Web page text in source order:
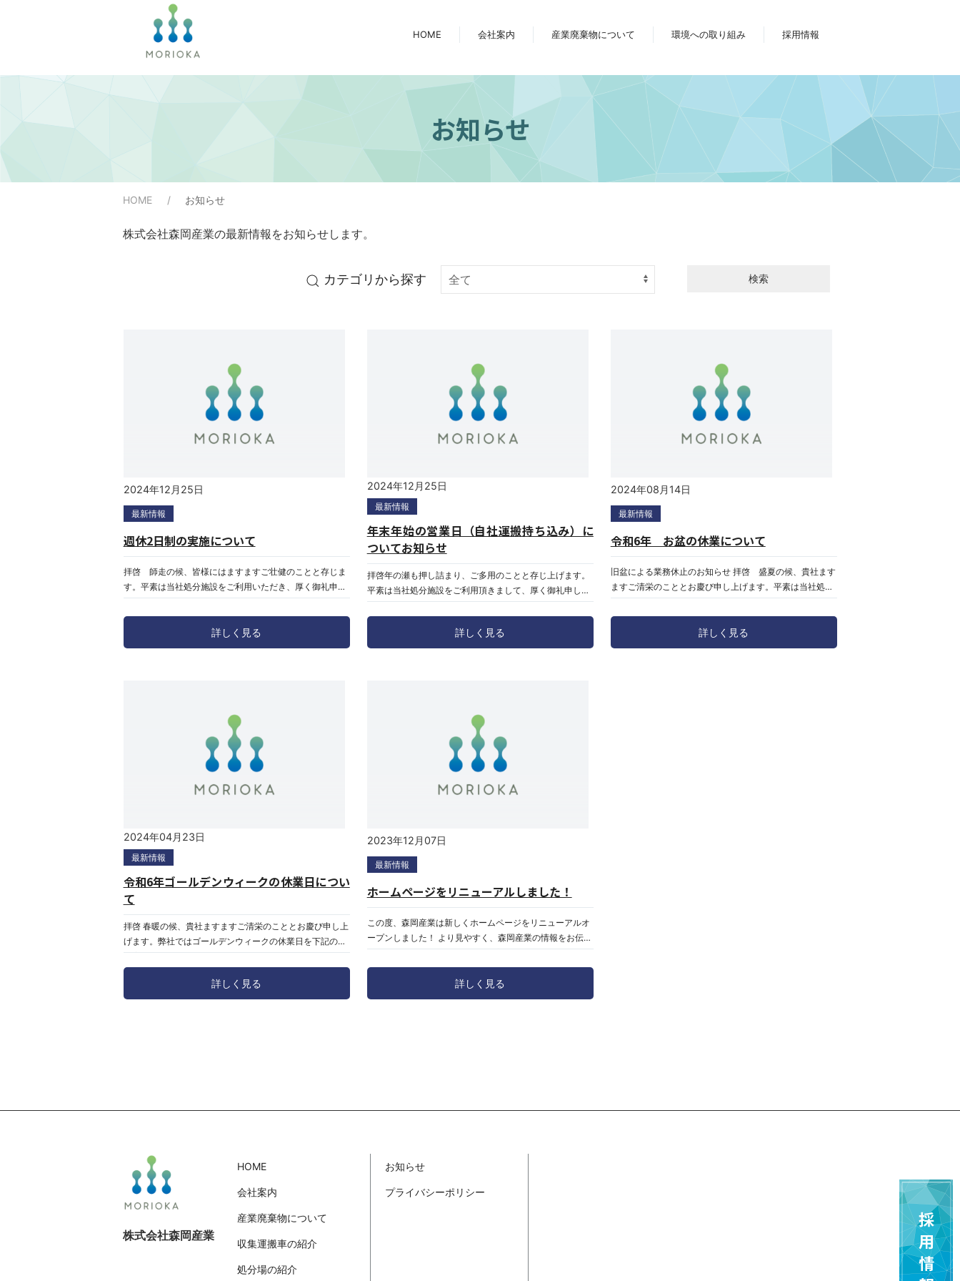
HOME 会社案内 産業廃棄物について 環境への取り組み 採用情報
お知らせ
HOME お知らせ
株式会社森岡産業の最新情報をお知らせします。
カテゴリから探す 検索
2024年12月25日
最新情報
週休2日制の実施について
拝啓 師走の候、皆様にはますますご壮健のことと存じま
す。平素は当社処分施設をご利用いただき、厚く御礼申し
上げます。さて、当社は従来から慣例に従い第2・4土曜日
および日曜を休日としてまいりましたが、働き方改革の一
環として、誠に勝手ながら下記のとおり週休2日制を実施
させていただくことになりました。当面は何かとご不便を
日曜日) ※お盆や年末年始、その他臨時休業の際
はその都度お知らせいたします。
詳しく見る
2024年12月25日
最新情報
年末年始の営業日（自社運搬持ち込み）に
ついてお知らせ
拝啓年の瀬も押し詰まり、ご多用のことと存じ上げます。
平素は当社処分施設をご利用頂きまして、厚く御礼申し上
げます。さて、誠に勝手ながら、弊社の年末年始の営業
は、下記のとおりとさせていただきます。皆様には、大変
ご迷惑をお掛けしますが、何卒ご容赦願います。本年中ご
愛顧に心より御礼申し上げますと共に、皆様のご多幸をお
詳しく見る
2024年08月14日
最新情報
令和6年 お盆の休業について
旧盆による業務休止のお知らせ 拝啓 盛夏の候、貴社ます
ますご清栄のこととお慶び申し上げます。平素は当社処分
施設をご利用頂きまして、厚く御礼申し上げます。さて、
旧盆休みとして下記の通り業務を休止致します。コンテナ
の交換、設置、引揚につきましては早めのご連絡を頂きま
すようお願い申し上げます。皆様には大変ご迷惑をお掛け
詳しく見る
2024年04月23日
最新情報
令和6年ゴールデンウィークの休業日につい
て
拝啓 春暖の候、貴社ますますご清栄のこととお慶び申し上
げます。弊社ではゴールデンウィークの休業日を下記の通
り実施することになりま した。休業が前期、後期合わせ7
日間にわたり皆様にはご迷惑をお掛けしますが、何卒ご協
力賜りますようお願い致します。 尚、弊社収集運搬のご予
約は早めのご連絡を頂きますよう併せてお願い申し上げ ま
詳しく見る
2023年12月07日
最新情報
ホームページをリニューアルしました！
この度、森岡産業は新しくホームページをリニューアルオ
ープンしました！ より見やすく、森岡産業の情報をお伝え
できるようにデザインや構成を一新しております。今後と
もどうぞよろしくお願い申し上げます。
詳しく見る
株式会社森岡産業
HOME
会社案内
産業廃棄物について
収集運搬車の紹介
処分場の紹介
お知らせ
プライバシーポリシー